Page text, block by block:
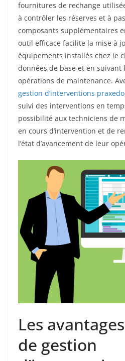
fournitures de rechange
à contrôler les réserves et à
composants supplémentaires
outil efficace facilite la mise à
équipements installés chez le
données de base et en suivant
opérations de maintenance.
gestion d’interventions praxedo
suivi des interventions en
possibilité aux techniciens de
en cours d’intervention et de
l’état d’avancement de leur
Les
de gestion